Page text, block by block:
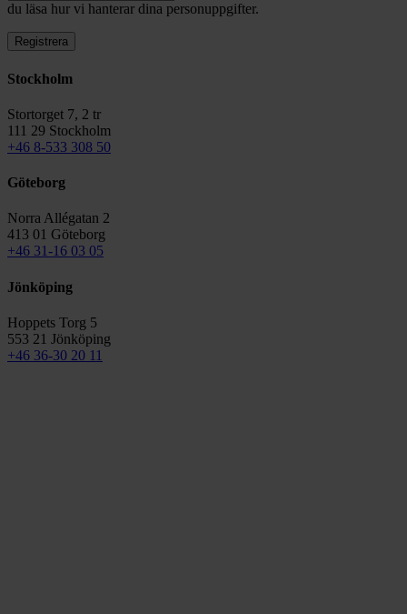
du läsa hur vi hanterar dina personuppgifter.
Stockholm
Stortorget 7, 2 tr
111 29 Stockholm
+46 8-533 308 50
Göteborg
Norra Allégatan 2
413 01 Göteborg
+46 31-16 03 05
Jönköping
Hoppets Torg 5
553 21 Jönköping
+46 36-30 20 11